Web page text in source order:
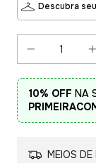
Descubra
10% OFF NA
MEIOS DE